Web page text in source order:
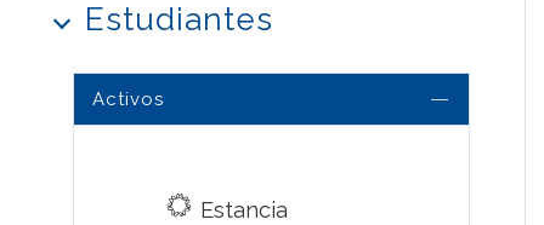
Estudiantes
Activos
Estancia